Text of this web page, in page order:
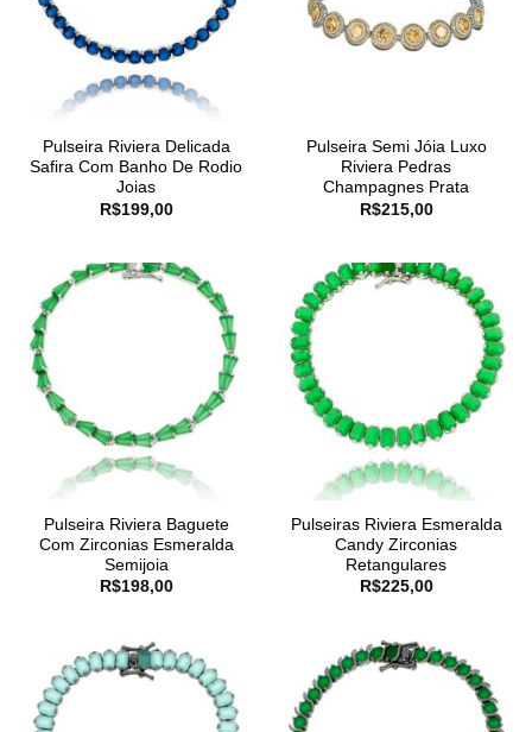
Pulseira Riviera Delicada
Safira Com Banho De Rodio
Joias
R$199,00
Pulseira Semi Jóia Luxo
Riviera Pedras
Champagnes Prata
R$215,00
Pulseira Riviera Baguete
Com Zirconias Esmeralda
Semijoia
R$198,00
Pulseiras Riviera Esmeralda
Candy Zirconias
Retangulares
R$225,00